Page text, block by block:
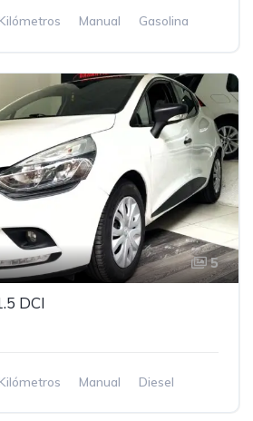
Manual
Gasolina
5
DCI
Manual Diesel